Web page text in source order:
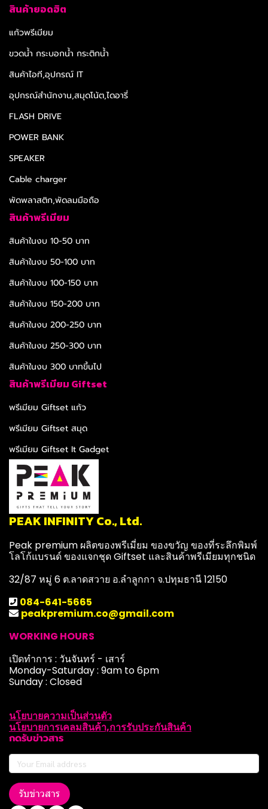
สินค้ายอดฮิต
แก้วพรีเมียม
ขวดน้ำ กระบอกน้ำ กระติกน้ำ
สินค้าไอที,อุปกรณ์ IT
อุปกรณ์สำนักงาน,สมุดโน้ต,ไดอารี่
FLASH DRIVE
POWER BANK
SPEAKER
Cable charger
พัดพลาสติก,พัดลมมือถือ
สินค้าพรีเมียม
สินค้าในงบ 10-50 บาท
สินค้าในงบ 50-100 บาท
สินค้าในงบ 100-150 บาท
สินค้าในงบ 150-200 บาท
สินค้าในงบ 200-250 บาท
สินค้าในงบ 250-300 บาท
สินค้าในงบ 300 บาทขึ้นไป
สินค้าพรีเมียม Giftset
พรีเมียม Giftset แก้ว
พรีเมียม Giftset สมุด
พรีเมียม Giftset It Gadget
PEAK INFINITY Co., Ltd.
Peak premium ผลิตของพรีเมี่ยม ของขวัญ ของที่ระลึกพิมพ์
โลโก้แบรนด์ ของแจกชุด Giftset และสินค้าพรีเมียมทุกชนิด
32/87 หมู่ 6 ต.ลาดสวาย อ.ลำลูกกา จ.ปทุมธานี 12150
084-641-5665
peakpremium.co@gmail.com
WORKING HOURS
เปิดทำการ : วันจันทร์ - เสาร์
Monday-Saturday : 9am to 6pm
Sunday : Closed
นโยบายความเป็นส่วนตัว
นโยบายการเคลมสินค้า,การรับประกันสินค้า
กดรับข่าวสาร
รับข่าวสาร